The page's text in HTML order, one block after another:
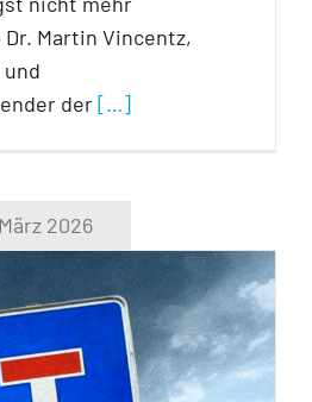
Dr. Martin Vincentz,
der[…]
März 2026